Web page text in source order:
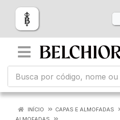
INÍCIO
CAPAS E ALMOFADAS